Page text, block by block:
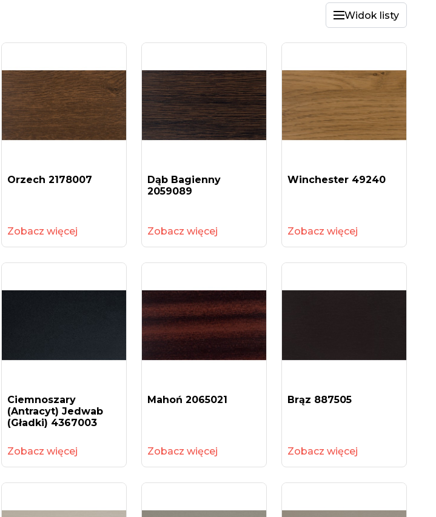
Widok listy
Orzech 2178007
Zobacz więcej
Dąb Bagienny
2059089
Zobacz więcej
Winchester 49240
Zobacz więcej
Ciemnoszary
(antracyt) Jedwab
(gładki) 4367003
Zobacz więcej
Mahoń 2065021
Zobacz więcej
Brąz 887505
Zobacz więcej